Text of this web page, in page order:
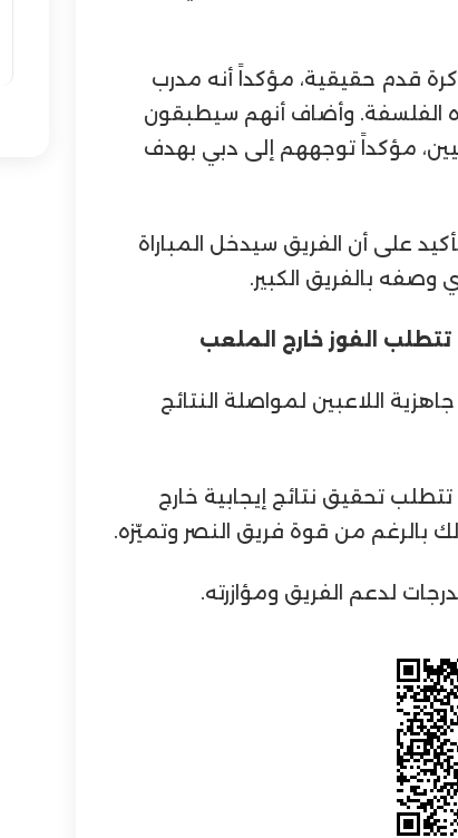
قدم حقيقية، مؤكداً أنه مدرب
الفلسفة. وأضاف أنهم سيطبقون
مؤكداً توجههم إلى دبي بهدف
على أن الفريق سيدخل المباراة
وصفه بالفريق الكبير.
تتطلب الفوز خارج الملعب
اللاعبين لمواصلة النتائج
تحقيق نتائج إيجابية خارج
بالرغم من قوة فريق النصر وتميّزه.
لدعم الفريق ومؤازرته.